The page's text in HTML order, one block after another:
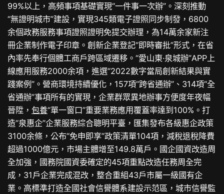
99%以上，高頻事項基礎實現“一件事一次辦”。深刻推動
“無證明城市”建設，實現345類電子證照同步制發，6800
余個政務服務事項證照證明免提交辦理，為14萬余家新注
冊企業制作電子印章。創新企業登記“即時審批”形式，在省
內率先奉行個體工商戶跨區域遷移。“愛山東·泉城辦”APP上
線應用服務2000余項，進選“2022數字當局創新結果與實
踐案例”。營商環境持續優化，157項“跨省通辦”、314項“全
省通辦”事項所有的實現，企業群眾異地辦事方便度年夜幅
晉陞，包養“單一窗口”重要業務應用覆蓋率達到100%。打
造“泉惠企”企業服務綜合聰明平臺，匯集發布各級惠企政策
3100余條，公布“免申即享”政策清單104項，減稅退稅降費
超過1000億元，市場主體增至149.8萬戶。國企國資改造周
全加強，國務院國資委確定的45項重點改造任務周全完
成，31戶企業完成混改，整合重組43戶市屬一級國有企
業。高標準打造全國社會信譽體系建設示范區，城市信譽監